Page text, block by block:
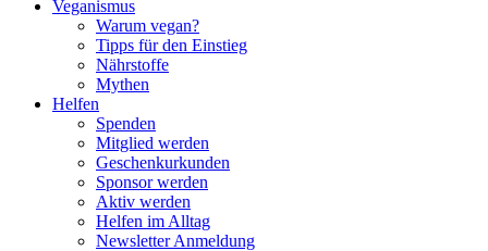
Veganismus
Warum vegan?
Tipps für den Einstieg
Nährstoffe
Mythen
Helfen
Spenden
Mitglied werden
Geschenkurkunden
Sponsor werden
Aktiv werden
Helfen im Alltag
Newsletter Anmeldung